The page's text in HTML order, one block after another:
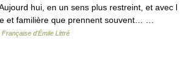
hui, en un sens plus restreint, et avec l
et familière que prennent souvent… …
d'Émile Littré